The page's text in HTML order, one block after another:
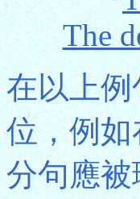
The
在以上
位，例如
分句應被